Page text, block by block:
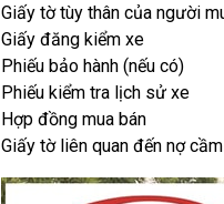
Giấy tờ tùy thân của người
Giấy đăng kiểm xe
Phiếu bảo hành (nếu có)
Phiếu kiểm tra lịch sử xe
Hợp đồng mua bán
Giấy tờ liên quan đến nợ